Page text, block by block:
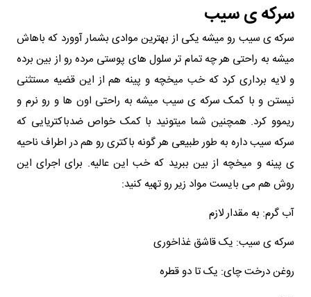
سرکه‌ ی سیب
سرکه ی سیب رو میشه یکی از بهترین موادی بشمار آوورد که باهاش
میشه به راحتی هر چه تمام تر سلول های پوستی مرده رو از بین برده
و لایه برداری کرد که خب میخچه و پینه هم از این قضیه مستثنی
نیستن و با کمک سرکه ی سیب میشه به راحتی اون ها و رو نرم و
ریموو کرد. همچنین شما میتونید با کمک خواص ضدباکتریایی که
سرکه سیب داره به طور طبیعی هر گونه باکتری رو هم در اطراف ناحیه
ی پینه و میخچه از بین ببرید که خب این عالیه. برای اجرای این
روش هم می بایست مواد زیر رو تهیه کنید:
آب گرم: به مقدار لازم
سرکه‌ ی سیب: یک قاشق غذاخوری
روغن درخت چای: یک تا دو قطره